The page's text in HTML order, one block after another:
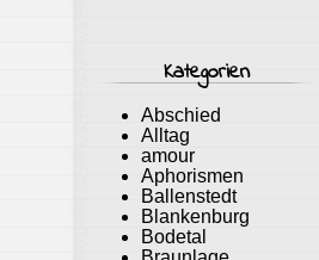
Kategorien
Abschied
Alltag
amour
Aphorismen
Ballenstedt
Blankenburg
Bodetal